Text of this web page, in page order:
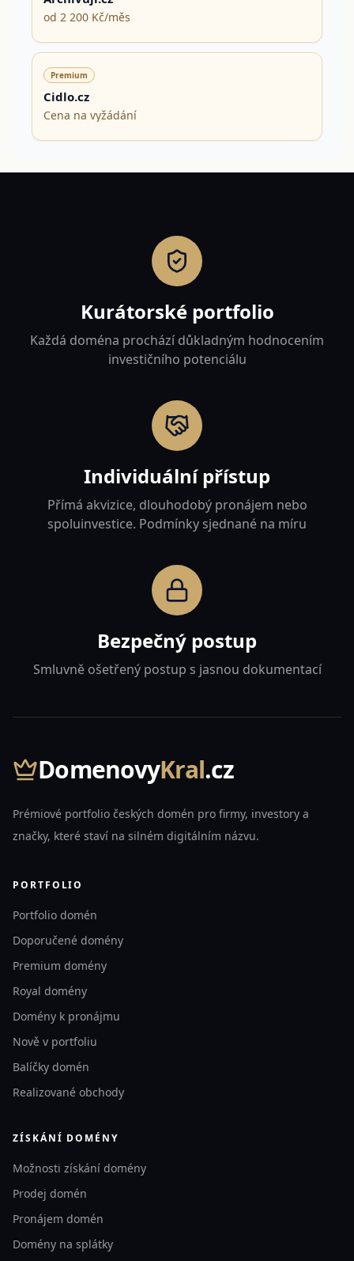
od 2 200 Kč/měs
Premium
Cidlo.cz
Cena na vyžádání
Kurátorské portfolio
Každá doména prochází důkladným hodnocením
investičního potenciálu
Individuální přístup
Přímá akvizice, dlouhodobý pronájem nebo
spoluinvestice. Podmínky sjednané na míru
Bezpečný postup
Smluvně ošetřený postup s jasnou dokumentací
DomenovyKral.cz
Prémiové portfolio českých domén pro firmy, investory a
značky, které staví na silném digitálním názvu.
PORTFOLIO
Portfolio domén
Doporučené domény
Premium domény
Royal domény
Domény k pronájmu
Nově v portfoliu
Balíčky domén
Realizované obchody
ZÍSKÁNÍ DOMÉNY
Možnosti získání domény
Prodej domén
Pronájem domén
Domény na splátky